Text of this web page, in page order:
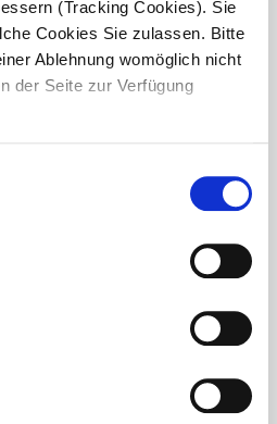
(Tracking Cookies). Sie
Cookies Sie zulassen. Bitte
Ablehnung womöglich nicht
der Seite zur Verfügung
der
haben wir gemeinsam
ein, schöne Erinnerungen noch